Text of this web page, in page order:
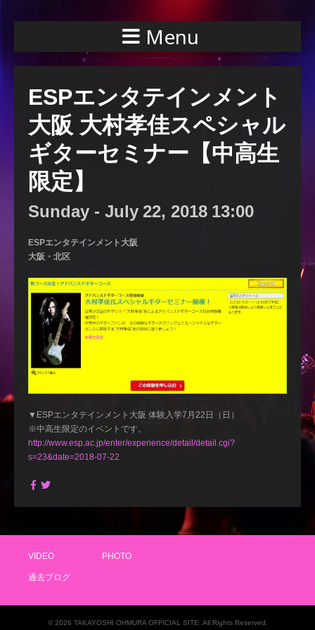
Menu
ESPエンタテインメント
大阪 大村孝佳スペシャル
ギターセミナー【中高生
限定】
Sunday - July 22, 2018 13:00
ESPエンタテインメント大阪
大阪・北区
▼ESPエンタテインメント大阪 体験入学7月22日（日）
※中高生限定のイベントです。
http://www.esp.ac.jp/enter/experience/detail/detail.cgi?
s=23&date=2018-07-22
VIDEO PHOTO
過去ブログ
© 2026 TAKAYOSHI OHMURA OFFICIAL SITE. All Rights Reserved.